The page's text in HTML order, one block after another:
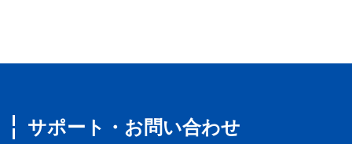
サポート・お問い合わせ